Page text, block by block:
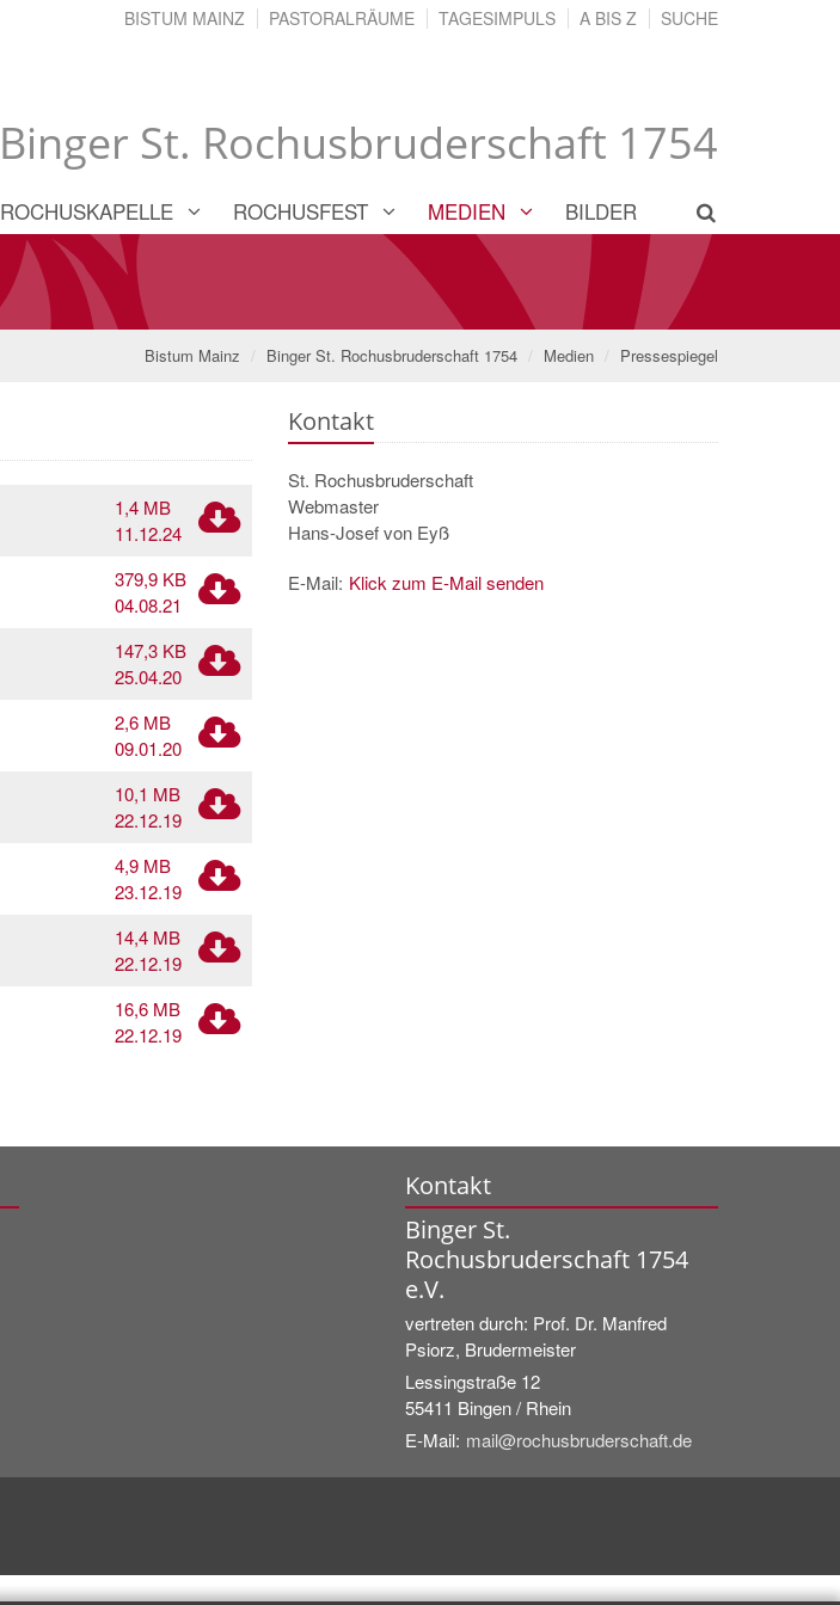
Binger St. Rochusbruderschaft 1754
BISTUM MAINZ PASTORALRÄUME TAGESIMPULS A BIS Z SUCHE
ROCHUSKAPELLE ROCHUSFEST MEDIEN BILDER
Bistum Mainz Binger St. Rochusbruderschaft 1754 Medien Pressespiegel
1,4 MB
11.12.24
379,9 KB
04.08.21
147,3 KB
25.04.20
2,6 MB
09.01.20
10,1 MB
22.12.19
4,9 MB
23.12.19
14,4 MB
22.12.19
16,6 MB
22.12.19
Kontakt
St. Rochusbruderschaft
Webmaster
Hans-Josef von Eyß
E-Mail: Klick zum E-Mail senden
Kontakt
Binger St.
Rochusbruderschaft 1754
e.V.
vertreten durch: Prof. Dr. Manfred
Psiorz, Brudermeister
Lessingstraße 12
55411 Bingen / Rhein
E-Mail: mail@rochusbruderschaft.de